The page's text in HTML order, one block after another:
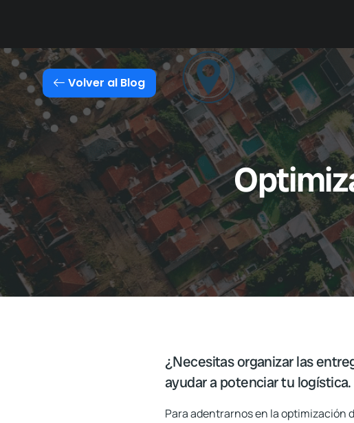
Volver al Blog
¿Necesitas organizar las
ayudar a potenciar tu logística.
Para adentrarnos en la optimización